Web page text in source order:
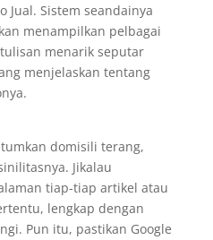
Jual. Sistem seandainya
menampilkan pelbagai
menarik seputar
menjelaskan tentang
domisili terang,
Jikalau
tiap-tiap artikel atau
lengkap dengan
Pun itu, pastikan Google